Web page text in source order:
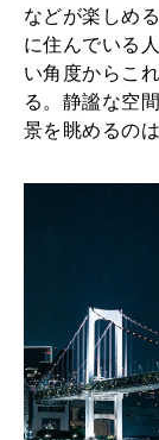
などが楽しめ
に住んでいる
い角度からこ
る。静謐な空
景を眺めるの